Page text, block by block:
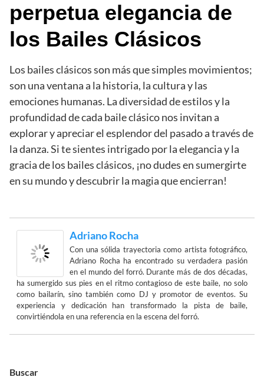
perpetua elegancia de
los Bailes Clásicos
Los bailes clásicos son más que simples movimientos;
son una ventana a la historia, la cultura y las
emociones humanas. La diversidad de estilos y la
profundidad de cada baile clásico nos invitan a
explorar y apreciar el esplendor del pasado a través de
la danza. Si te sientes intrigado por la elegancia y la
gracia de los bailes clásicos, ¡no dudes en sumergirte
en su mundo y descubrir la magia que encierran!
Adriano Rocha
Con una sólida trayectoria como artista fotográfico,
Adriano Rocha ha encontrado su verdadera pasión
en el mundo del forró. Durante más de dos décadas,
ha sumergido sus pies en el ritmo contagioso de este baile, no solo
como bailarín, sino también como DJ y promotor de eventos. Su
experiencia y dedicación han transformado la pista de baile,
convirtiéndola en una referencia en la escena del forró.
Buscar